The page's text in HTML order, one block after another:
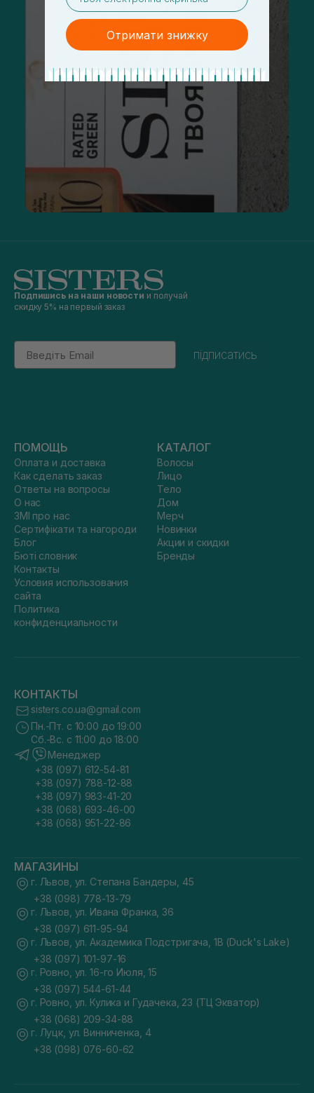
Подпишись на наши новости и получай
скидку 5% на первый заказ
Email
підписатись
ПОМОЩЬ
Оплата и доставка
Как сделать заказ
Ответы на вопросы
О нас
ЗМІ про нас
Сертифікати та нагороди
Блог
Бюті словник
Контакты
Условия использования
сайта
Политика
конфиденциальности
КАТАЛОГ
Волосы
Лицо
Тело
Дом
Мерч
Новинки
Акции и скидки
Бренды
КОНТАКТЫ
sisters.co.ua@gmail.com
Пн.-Пт. с 10:00 до 19:00
Сб.-Вс. с 11:00 до 18:00
Менеджер
+38 (097) 612-54-81
+38 (097) 788-12-88
+38 (097) 983-41-20
+38 (068) 693-46-00
+38 (068) 951-22-86
МАГАЗИНЫ
г. Львов, ул. Степана Бандеры, 45
+38 (098) 778-13-79
г. Львов, ул. Ивана Франка, 36
+38 (097) 611-95-94
г. Львов, ул. Академика Подстригача, 1В (Duck's Lake)
+38 (097) 101-97-16
г. Ровно, ул. 16-го Июля, 15
+38 (097) 544-61-44
г. Ровно, ул. Кулика и Гудачека, 23 (ТЦ Экватор)
+38 (068) 209-34-88
г. Луцк, ул. Винниченка, 4
+38 (098) 076-60-62
Отримати знижку